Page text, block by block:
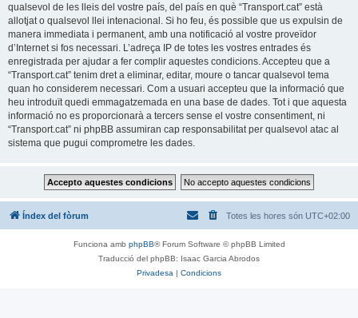
qualsevol de les lleis del vostre país, del país en què “Transport.cat” està
allotjat o qualsevol llei intenacional. Si ho feu, és possible que us expulsin de
manera immediata i permanent, amb una notificació al vostre proveïdor
d’Internet si fos necessari. L’adreça IP de totes les vostres entrades és
enregistrada per ajudar a fer complir aquestes condicions. Accepteu que a
“Transport.cat” tenim dret a eliminar, editar, moure o tancar qualsevol tema
quan ho considerem necessari. Com a usuari accepteu que la informació que
heu introduït quedi emmagatzemada en una base de dades. Tot i que aquesta
informació no es proporcionarà a tercers sense el vostre consentiment, ni
“Transport.cat” ni phpBB assumiran cap responsabilitat per qualsevol atac al
sistema que pugui comprometre les dades.
Índex del fòrum Totes les hores són UTC+02:00
Funciona amb phpBB® Forum Software © phpBB Limited
Traducció del phpBB: Isaac Garcia Abrodos
Privadesa | Condicions